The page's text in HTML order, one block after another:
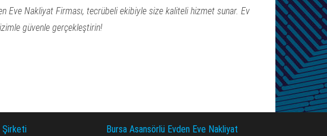
Eve Nakliyat Firması, tecrübeli ekibiyle size kaliteli hizmet sunar. Ev
güvenle gerçekleştirin!
Şirketi Bursa Asansörlü Evden Eve Nakliyat